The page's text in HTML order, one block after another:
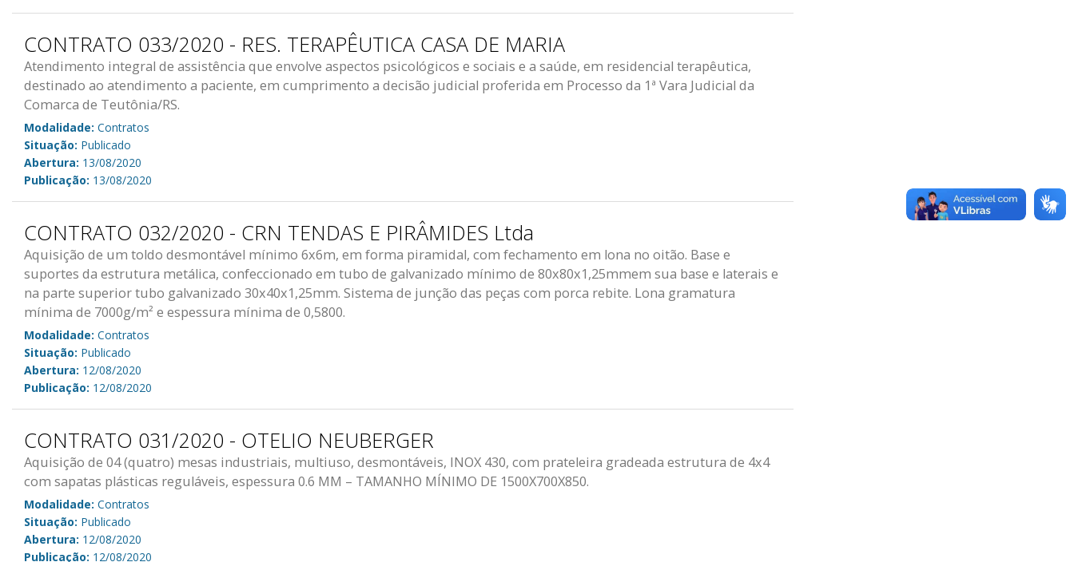
CONTRATO 033/2020 - RES. TERAPÊUTICA CASA DE MARIA
Atendimento integral de assistência que envolve aspectos psicológicos e sociais e a saúde, em residencial terapêutica,
destinado ao atendimento a paciente, em cumprimento a decisão judicial proferida em Processo da 1ª Vara Judicial da
Comarca de Teutônia/RS.
Modalidade: Contratos
Situação: Publicado
Abertura: 13/08/2020
Publicação: 13/08/2020
CONTRATO 032/2020 - CRN TENDAS E PIRÂMIDES Ltda
Aquisição de um toldo desmontável mínimo 6x6m, em forma piramidal, com fechamento em lona no oitão. Base e
suportes da estrutura metálica, confeccionado em tubo de galvanizado mínimo de 80x80x1,25mmem sua base e laterais e
na parte superior tubo galvanizado 30x40x1,25mm. Sistema de junção das peças com porca rebite. Lona gramatura
mínima de 7000g/m² e espessura mínima de 0,5800.
Modalidade: Contratos
Situação: Publicado
Abertura: 12/08/2020
Publicação: 12/08/2020
CONTRATO 031/2020 - OTELIO NEUBERGER
Aquisição de 04 (quatro) mesas industriais, multiuso, desmontáveis, INOX 430, com prateleira gradeada estrutura de 4x4
com sapatas plásticas reguláveis, espessura 0.6 MM – TAMANHO MÍNIMO DE 1500X700X850.
Modalidade: Contratos
Situação: Publicado
Abertura: 12/08/2020
Publicação: 12/08/2020